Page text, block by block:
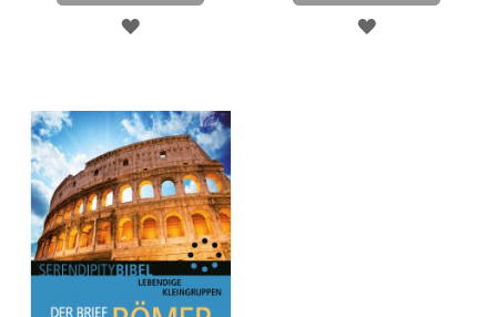
ZUR ZUR